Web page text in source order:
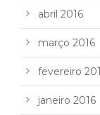
abril 2016
março 2016
fevereiro
janeiro 2016